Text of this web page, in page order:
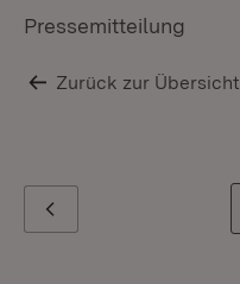
Pressemitteilung
Zurück zur Übersicht